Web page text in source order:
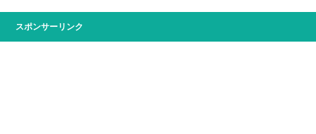
スポンサーリンク